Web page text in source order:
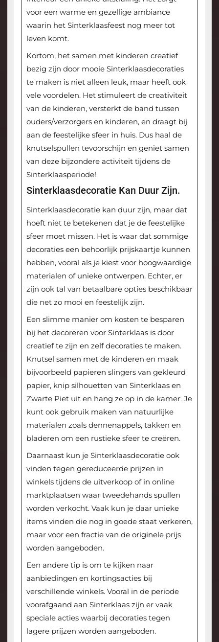
voor een warme en gezellige ambiance
waarin het Sinterklaasfeest nog meer tot
leven komt.
Kortom, het samen met kinderen creatief
bezig zijn door mooie Sinterklaasdecoraties
te maken is niet alleen leuk, maar heeft ook
vele voordelen. Het stimuleert de creativiteit
van de kinderen, versterkt de band tussen
ouders/verzorgers en kinderen, en draagt bij
aan de feestelijke sfeer in huis. Dus haal de
knutselspullen tevoorschijn en geniet samen
van deze bijzondere activiteit tijdens de
Sinterklaasperiode!
Sinterklaasdecoratie Kan Duur Zijn.
Sinterklaasdecoratie kan duur zijn, maar dat
hoeft niet te betekenen dat je de feestelijke
sfeer moet missen. Het is waar dat sommige
decoraties een behoorlijk prijskaartje kunnen
hebben, vooral als je kiest voor hoogwaardige
materialen of unieke ontwerpen. Echter, er
zijn ook tal van betaalbare opties beschikbaar
die net zo mooi en feestelijk zijn.
Een slimme manier om kosten te besparen
bij het decoreren voor Sinterklaas is door
creatief te zijn en zelf decoraties te maken.
Knutsel samen met de kinderen en maak
bijvoorbeeld papieren slingers van gekleurd
papier, knip silhouetten van Sinterklaas en
Zwarte Piet uit en hang ze op in de kamer. Je
kunt ook gebruik maken van natuurlijke
materialen zoals dennenappels, takken en
bladeren om een rustieke sfeer te creëren.
Daarnaast kun je Sinterklaasdecoratie ook
vinden tegen gereduceerde prijzen in
winkels tijdens de uitverkoop of in online
marktplaatsen waar tweedehands spullen
worden verkocht. Vaak kun je daar unieke
items vinden die nog in goede staat verkeren,
maar voor een fractie van de originele prijs
worden aangeboden.
Een andere tip is om te kijken naar
aanbiedingen en kortingsacties bij
verschillende winkels. Vooral in de periode
voorafgaand aan Sinterklaas zijn er vaak
speciale acties waarbij decoraties tegen
lagere prijzen worden aangeboden.